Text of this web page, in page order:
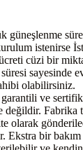
güneşlenme
istenirse
cüzi bir
sayesinde
olabilirsiniz.
ve
Fabrika
olarak
Ekstra bir